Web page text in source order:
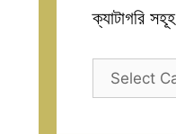
ক্যাটাগরি সহূহ
ক্যাটাগরি